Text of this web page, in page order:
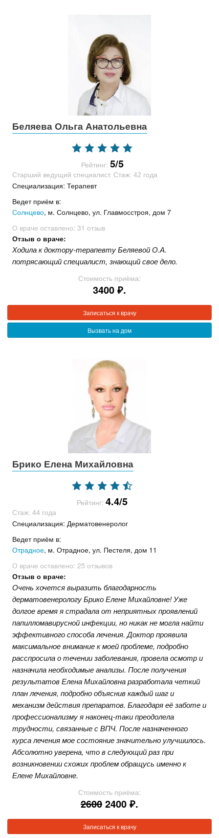
Беляева Ольга Анатольевна
Рейтинг: 5/5
Старший ведущий специалист. Стаж: 42 года
Специализация: Терапевт
Ведет приём в:
Солнцево, м. Солнцево, ул. Главмосстроя, дом 7
О враче оставлено: 31 отзыв
Отзыв о враче:
Ходила к доктору-терапевту Беляевой О.А.
потрясающий специалист, знающий свое дело.
Стоимость приёма:
3400 ₽.
Записаться к врачу
Вызвать на дом
Брико Елена Михайловна
Рейтинг: 4.4/5
Стаж: 44 года
Специализация: Дерматовенеролог
Ведет приём в:
Отрадное, м. Отрадное, ул. Пестеля, дом 11
О враче оставлено: 25 отзывов
Отзыв о враче:
Очень хочется выразить благодарность
дерматовенерологу Брико Елене Михайловне! Уже
долгое время я страдала от неприятных проявлений
папилломавирусной инфекции, но никак не могла найти
эффективного способа лечения. Доктор проявила
максимальное внимание к моей проблеме, подробно
расспросила о течении заболевания, провела осмотр и
назначила необходимые анализы. После получения
результатов Елена Михайловна разработала четкий
план лечения, подробно объяснив каждый шаг и
механизм действия препаратов. Благодаря её заботе и
профессионализму я наконец-таки преодолела
трудности, связанные с ВПЧ. После назначенного
курса лечения мое состояние значительно улучшилось.
Абсолютно уверена, что в следующий раз при
возникновении схожих проблем обращусь именно к
Елене Михайловне.
Стоимость приёма:
2600 2400 ₽.
Записаться к врачу